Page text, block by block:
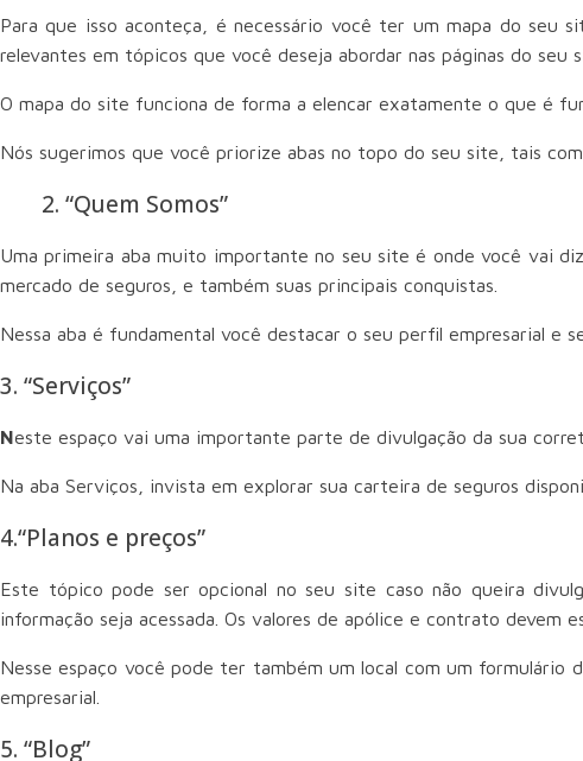
Para que isso aconteça, é necessário você ter um mapa do seu
relevantes em tópicos que você deseja abordar nas páginas do seu
O mapa do site funciona de forma a elencar exatamente o que é
Nós sugerimos que você priorize abas no topo do seu site, tais
2. “Quem Somos”
Uma primeira aba muito importante no seu site é onde você vai
mercado de seguros, e também suas principais conquistas.
Nessa aba é fundamental você destacar o seu perfil empresarial e
3. “Serviços”
Neste espaço vai uma importante parte de divulgação da sua
Na aba Serviços, invista em explorar sua carteira de seguros
4.“Planos e preços”
Este tópico pode ser opcional no seu site caso não queira
informação seja acessada. Os valores de apólice e contrato devem
Nesse espaço você pode ter também um local com um formulário
empresarial.
5. “Blog”